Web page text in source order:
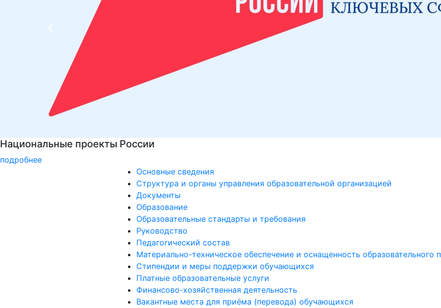
Детали программы
подробнее
Основные сведения
Структура и органы управления образовательной организацией
Документы
Образование
Образовательные стандарты и требования
Руководство
Педагогический состав
Материально-техническое обеспечение и оснащенность образовательного
Стипендии и меры поддержки обучающихся
Платные образовательные услуги
Финансово-хозяйственная деятельность
Вакантные места для приёма (перевода) обучающихся